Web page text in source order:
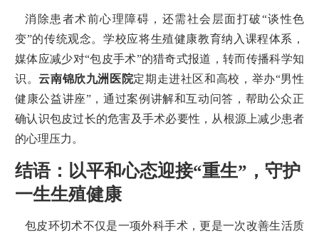
消除患者术前心理障碍，还需社会层面打破“谈性色
变”的传统观念。学校应将生殖健康教育纳入课程体系，
媒体应减少对“包皮手术”的猎奇式报道，转而传播科学知
识。云南锦欣九洲医院定期走进社区和高校，举办“男性
健康公益讲座”，通过案例讲解和互动问答，帮助公众正
确认识包皮过长的危害及手术必要性，从根源上减少患者
的心理压力。
结语：以平和心态迎接“重生”，守护
一生生殖健康
包皮环切术不仅是一项外科手术，更是一次改善生活质